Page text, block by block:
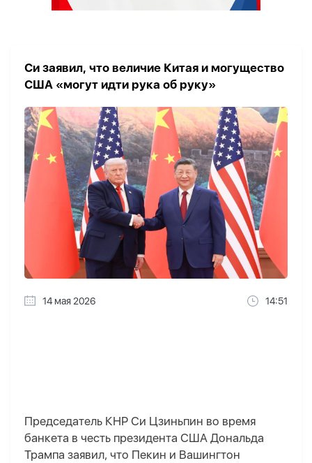
Си заявил, что величие Китая и могущество
США «могут идти рука об руку»
14 мая 2026 14:51
Председатель КНР Си Цзиньпин во время
банкета в честь президента США Дональда
Трампа заявил, что Пекин и Вашингтон